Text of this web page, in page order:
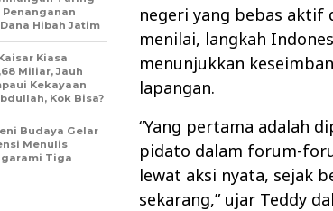
negeri yang bebas aktif
menilai, langkah
menunjukkan
lapangan.
“Yang pertama adalah
pidato dalam forum-
lewat aksi nyata, sejak
sekarang,” ujar Teddy
Hibah Jatim
Kiasa
Miliar, Jauh
Kekayaan
Kok Bisa?
Budaya Gelar
Menulis
Tiga